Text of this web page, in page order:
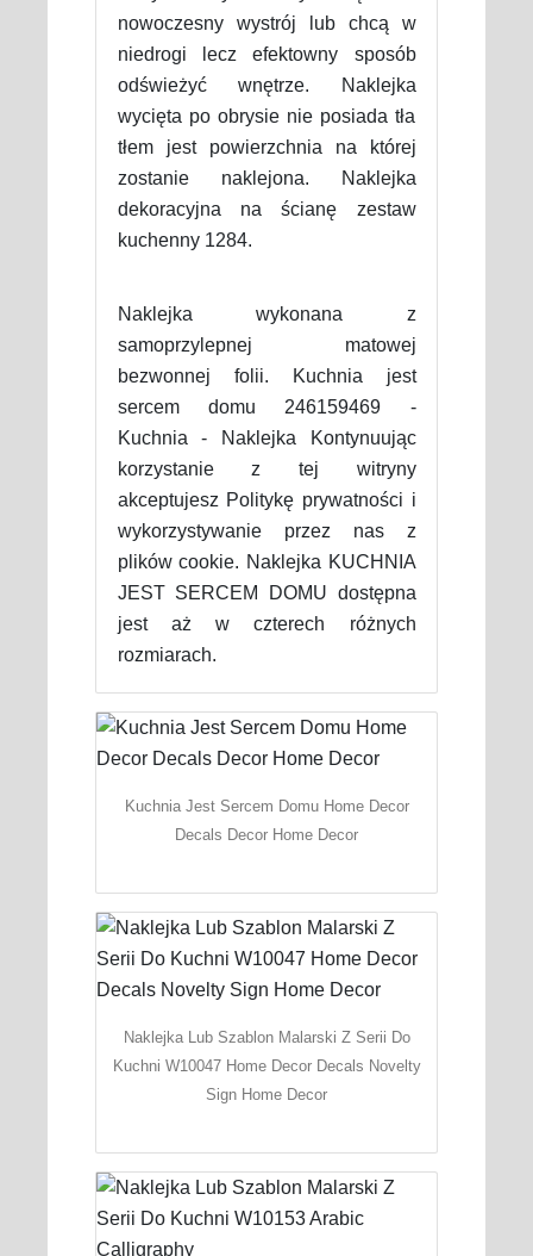
nowoczesny wystrój lub chcą w
niedrogi lecz efektowny sposób
odświeżyć wnętrze. Naklejka
wycięta po obrysie nie posiada tła
tłem jest powierzchnia na której
zostanie naklejona. Naklejka
dekoracyjna na ścianę zestaw
kuchenny 1284.
Naklejka wykonana z
samoprzylepnej matowej
bezwonnej folii. Kuchnia jest
sercem domu 246159469 -
Kuchnia - Naklejka Kontynuując
korzystanie z tej witryny
akceptujesz Politykę prywatności i
wykorzystywanie przez nas z
plików cookie. Naklejka KUCHNIA
JEST SERCEM DOMU dostępna
jest aż w czterech różnych
rozmiarach.
Kuchnia Jest Sercem Domu Home Decor
Decals Decor Home Decor
Naklejka Lub Szablon Malarski Z Serii Do
Kuchni W10047 Home Decor Decals Novelty
Sign Home Decor